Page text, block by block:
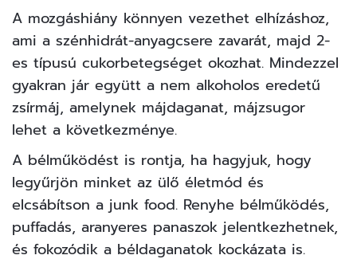
A mozgáshiány könnyen vezethet elhízáshoz,
ami a szénhidrát-anyagcsere zavarát, majd 2-
es típusú cukorbetegséget okozhat. Mindezzel
gyakran jár együtt a nem alkoholos eredetű
zsírmáj, amelynek májdaganat, májzsugor
lehet a következménye.
A bélműködést is rontja, ha hagyjuk, hogy
legyűrjön minket az ülő életmód és
elcsábítson a junk food. Renyhe bélműködés,
puffadás, aranyeres panaszok jelentkezhetnek,
és fokozódik a béldaganatok kockázata is.